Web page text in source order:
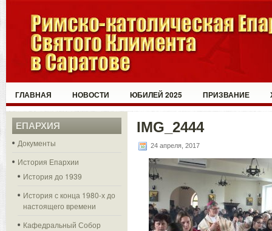
ГЛАВНАЯ НОВОСТИ ЮБИЛЕЙ 2025 ПРИЗВАНИЕ
ЕПАРХИЯ
Документы
История Епархии
История до 1939
История с конца 1980-х до
настоящего времени
Кафедральный Собор
IMG_2444
24 апреля, 2017